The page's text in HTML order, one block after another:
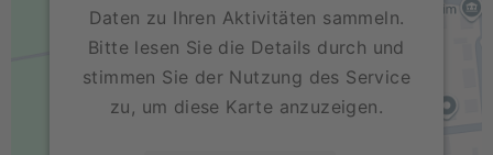
Daten zu Ihren Aktivitäten sammeln.
Bitte lesen Sie die Details durch und
stimmen Sie der Nutzung des Service
zu, um diese Karte anzuzeigen.